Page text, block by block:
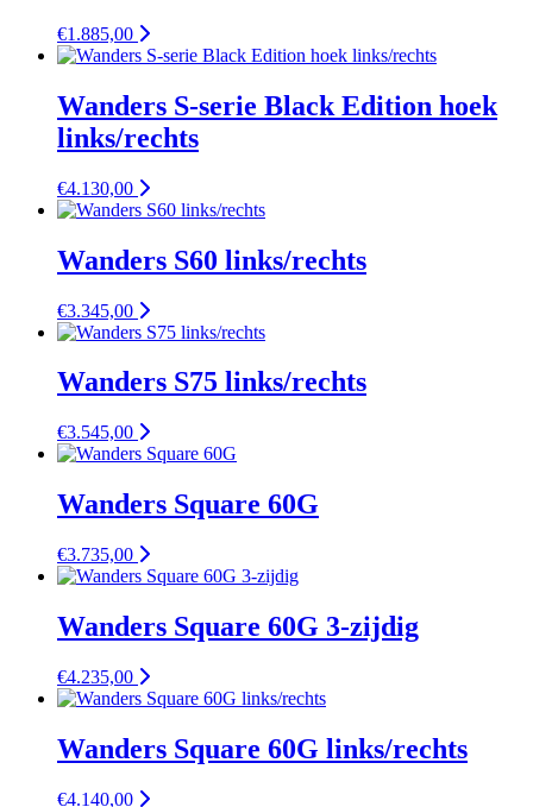
€1.885,00
Wanders S-serie Black Edition hoek
links/rechts
€4.130,00
Wanders S60 links/rechts
€3.345,00
Wanders S75 links/rechts
€3.545,00
Wanders Square 60G
€3.735,00
Wanders Square 60G 3-zijdig
€4.235,00
Wanders Square 60G links/rechts
€4.140,00